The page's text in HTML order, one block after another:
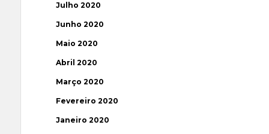
Julho 2020
Junho 2020
Maio 2020
Abril 2020
Março 2020
Fevereiro 2020
Janeiro 2020